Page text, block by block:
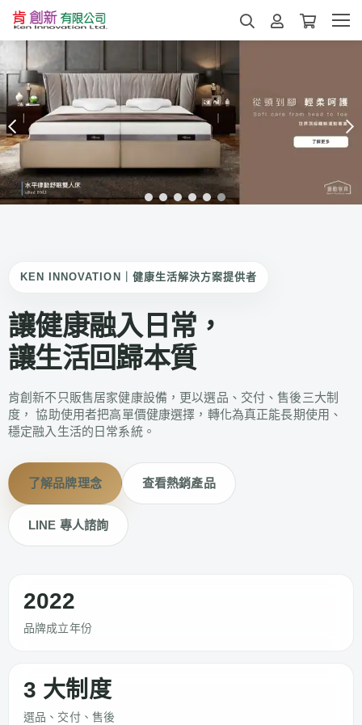
KEN INNOVATION｜健康生活解決方案提供者
讓健康融入日常，
讓生活回歸本質
肯創新不只販售居家健康設備，更以選品、交付、售後三大制
度， 協助使用者把高單價健康選擇，轉化為真正能長期使用、
穩定融入生活的日常系統。
了解品牌理念 查看熱銷產品
LINE 專人諮詢
2022
品牌成立年份
3 大制度
選品、交付、售後